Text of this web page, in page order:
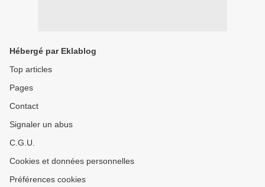
Hébergé par Eklablog
Top articles
Pages
Contact
Signaler un abus
C.G.U.
Cookies et données personnelles
Préférences cookies